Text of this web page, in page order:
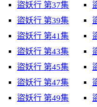
盜妖行 第37集
盜妖行 第39集
盜妖行 第41集
盜妖行 第43集
盜妖行 第45集
盜妖行 第47集
盜妖行 第49集